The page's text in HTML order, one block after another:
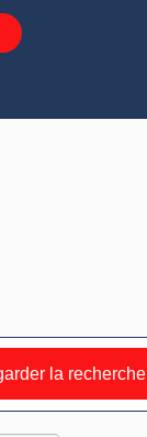
la recherche